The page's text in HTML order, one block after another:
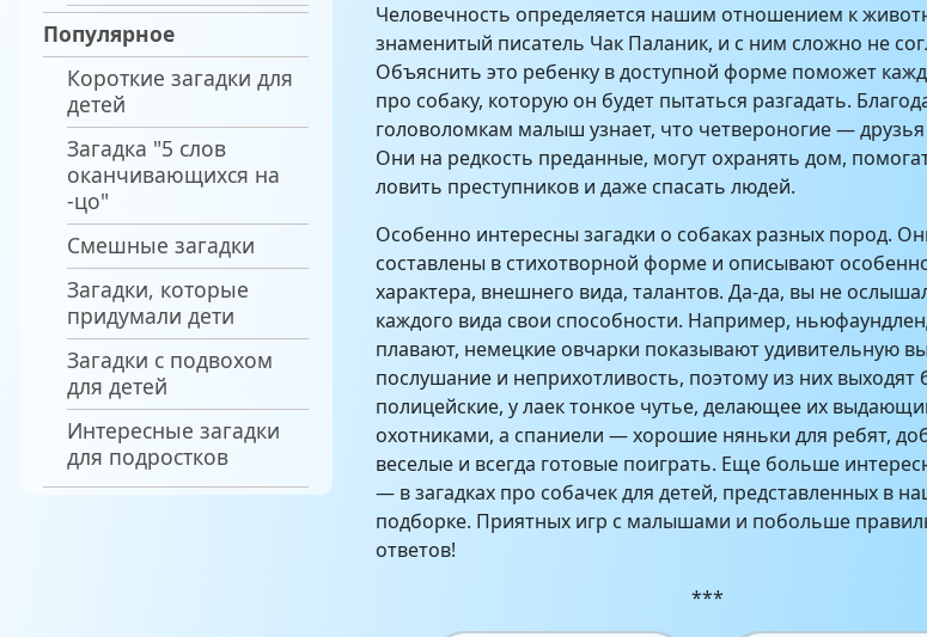
Популярное
Короткие загадки для
детей
Загадка "5 слов
оканчивающихся на
-цо"
Смешные загадки
Загадки, которые
придумали дети
Загадки с подвохом
для детей
Интересные загадки
для подростков
Человечность определяется нашим отношением к
знаменитый писатель Чак Паланик, и с ним сложно не
Объяснить это ребенку в доступной форме поможет
про собаку, которую он будет пытаться разгадать.
головоломкам малыш узнает, что четвероногие — друзья
Они на редкость преданные, могут охранять дом,
ловить преступников и даже спасать людей.
Особенно интересны загадки о собаках разных пород.
составлены в стихотворной форме и описывают
характера, внешнего вида, талантов. Да-да, вы не
каждого вида свои способности. Например,
плавают, немецкие овчарки показывают удивительную
послушание и неприхотливость, поэтому из них выходят
полицейские, у лаек тонкое чутье, делающее их
охотниками, а спаниели — хорошие няньки для ребят,
веселые и всегда готовые поиграть. Еще больше
— в загадках про собачек для детей, представленных в
подборке. Приятных игр с малышами и побольше
ответов!
***